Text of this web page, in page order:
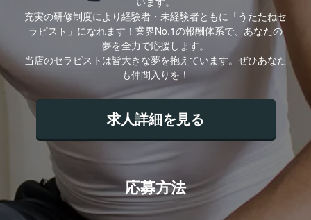
充実の研修制度により経験者・未経験者ともに「うたたねセ
ラピスト」になれます！業界No.1の報酬体系で、あなたの
夢を全力で応援します。
当店のセラピストは皆大きな夢を抱えています。ぜひあなた
も仲間入りを！
求人詳細を見る
応募方法